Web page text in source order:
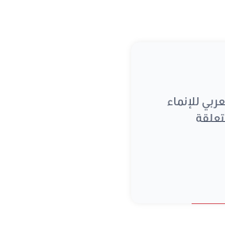
والصندوق العربي للإنماء